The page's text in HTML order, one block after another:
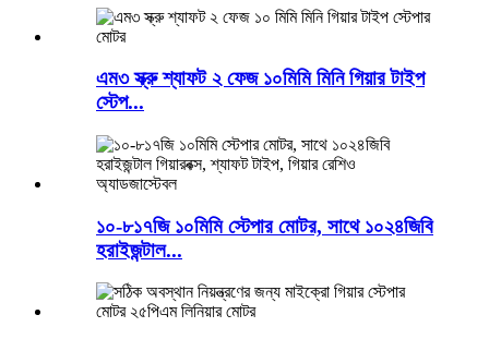
এম৩ স্ক্রু শ্যাফট ২ ফেজ ১০মিমি মিনি গিয়ার টাইপ
স্টেপ...
১০-৮১৭জি ১০মিমি স্টেপার মোটর, সাথে ১০২৪জিবি
হরাইজন্টাল...